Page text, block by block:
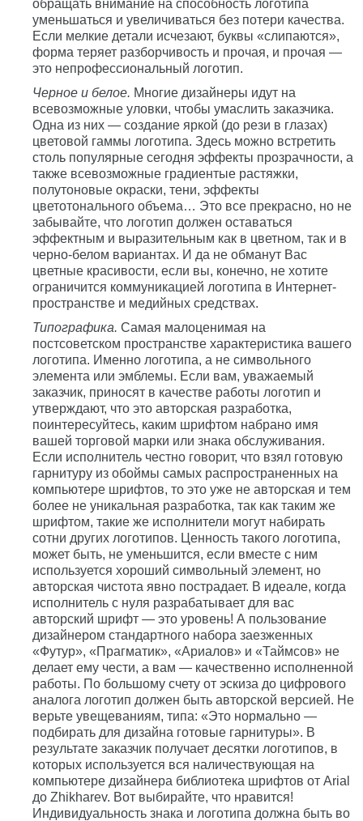
обращать внимание на способность логотипа
уменьшаться и увеличиваться без потери качества.
Если мелкие детали исчезают, буквы «слипаются»,
форма теряет разборчивость и прочая, и прочая —
это непрофессиональный логотип.
Черное и белое. Многие дизайнеры идут на
всевозможные уловки, чтобы умаслить заказчика.
Одна из них — создание яркой (до рези в глазах)
цветовой гаммы логотипа. Здесь можно встретить
столь популярные сегодня эффекты прозрачности, а
также всевозможные градиентые растяжки,
полутоновые окраски, тени, эффекты
цветотонального объема… Это все прекрасно, но не
забывайте, что логотип должен оставаться
эффектным и выразительным как в цветном, так и в
черно-белом вариантах. И да не обманут Вас
цветные красивости, если вы, конечно, не хотите
ограничится коммуникацией логотипа в Интернет-
пространстве и медийных средствах.
Типографика. Самая малоценимая на
постсоветском пространстве характеристика вашего
логотипа. Именно логотипа, а не символьного
элемента или эмблемы. Если вам, уважаемый
заказчик, приносят в качестве работы логотип и
утверждают, что это авторская разработка,
поинтересуйтесь, каким шрифтом набрано имя
вашей торговой марки или знака обслуживания.
Если исполнитель честно говорит, что взял готовую
гарнитуру из обоймы самых распространенных на
компьютере шрифтов, то это уже не авторская и тем
более не уникальная разработка, так как таким же
шрифтом, такие же исполнители могут набирать
сотни других логотипов. Ценность такого логотипа,
может быть, не уменьшится, если вместе с ним
используется хороший символьный элемент, но
авторская чистота явно пострадает. В идеале, когда
исполнитель с нуля разрабатывает для вас
авторский шрифт — это уровень! А пользование
дизайнером стандартного набора заезженных
«Футур», «Прагматик», «Ариалов» и «Таймсов» не
делает ему чести, а вам — качественно исполненной
работы. По большому счету от эскиза до цифрового
аналога логотип должен быть авторской версией. Не
верьте увещеваниям, типа: «Это нормально —
подбирать для дизайна готовые гарнитуры». В
результате заказчик получает десятки логотипов, в
которых используется вся наличествующая на
компьютере дизайнера библиотека шрифтов от Arial
до Zhikharev. Вот выбирайте, что нравится!
Индивидуальность знака и логотипа должна быть во